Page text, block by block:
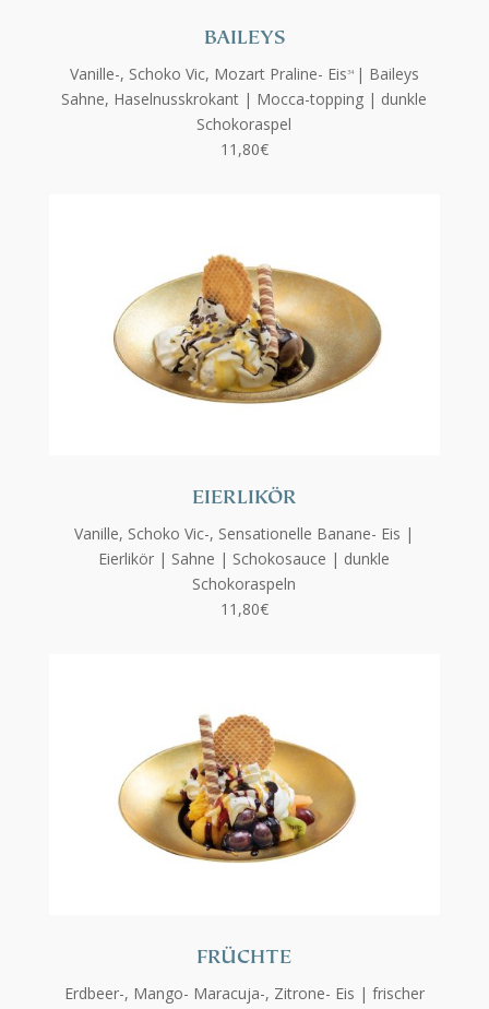
BAILEYS
Vanille-, Schoko Vic, Mozart Praline- Eis34
| Baileys
Sahne, Haselnusskrokant | Mocca-topping | dunkle
Schokoraspel
11,80€
EIERLIKÖR
Vanille, Schoko Vic-, Sensationelle Banane- Eis |
Eierlikör | Sahne | Schokosauce | dunkle
Schokoraspeln
11,80€
FRÜCHTE
Erdbeer-, Mango- Maracuja-, Zitrone- Eis | frischer